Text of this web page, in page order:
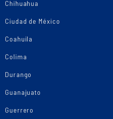
Chihuahua
Ciudad de México
Coahuila
Colima
Durango
Guanajuato
Guerrero